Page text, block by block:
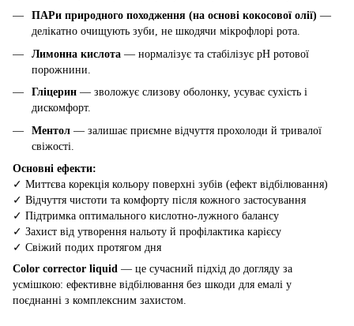
ПАРи природного походження (на основі кокосової олії) —
делікатно очищують зуби, не шкодячи мікрофлорі рота.
Лимонна кислота — нормалізує та стабілізує рН ротової
порожнини.
Гліцерин — зволожує слизову оболонку, усуває сухість і
дискомфорт.
Ментол — залишає приємне відчуття прохолоди й тривалої
свіжості.
Основні ефекти:
✓ Миттєва корекція кольору поверхні зубів (ефект відбілювання)
✓ Відчуття чистоти та комфорту після кожного застосування
✓ Підтримка оптимального кислотно-лужного балансу
✓ Захист від утворення нальоту й профілактика карієсу
✓ Свіжий подих протягом дня
Color corrector liquid — це сучасний підхід до догляду за
усмішкою: ефективне відбілювання без шкоди для емалі у
поєднанні з комплексним захистом.